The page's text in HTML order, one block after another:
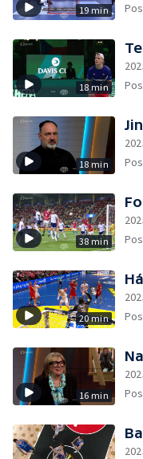
19 min
18 min
18 min
38 min
20 min
16 min